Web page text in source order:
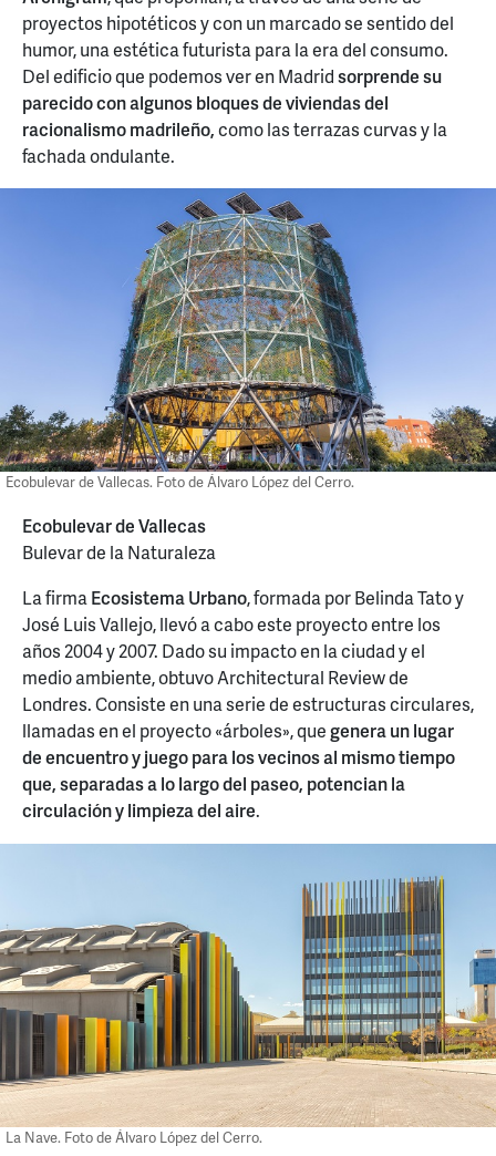
proyectos hipotéticos y con un marcado se sentido del
humor, una estética futurista para la era del consumo.
Del edificio que podemos ver en Madridsorprende su
parecido con algunos bloques de viviendas del
racionalismo madrileño,como las terrazas curvas y la
fachada ondulante.
Ecobulevar de Vallecas. Foto de Álvaro López del Cerro.
Ecobulevar de Vallecas
Bulevar de la Naturaleza
La firmaEcosistema Urbano, formada por Belinda Tato y
José Luis Vallejo, llevó a cabo este proyecto entre los
años 2004 y 2007. Dado su impacto en la ciudad y el
medio ambiente, obtuvo Architectural Review de
Londres. Consiste en una serie de estructuras circulares,
llamadas en el proyecto «árboles», quegenera un lugar
de encuentro y juego para los vecinos al mismo tiempo
que, separadas a lo largo del paseo, potencian la
circulación y limpieza del aire.
La Nave. Foto de Álvaro López del Cerro.